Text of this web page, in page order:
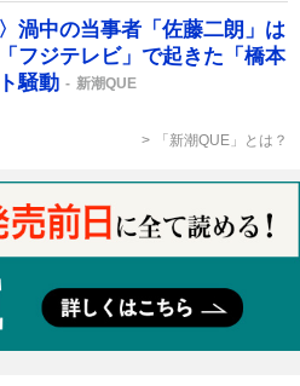
渦中の当事者「佐藤二朗」は
ジテレビ」で起きた「橋本
騒動
新潮QUE
「新潮QUE」とは？